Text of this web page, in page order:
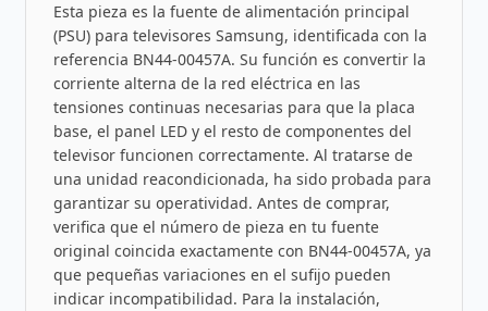
Esta pieza es la fuente de alimentación principal
(PSU) para televisores Samsung, identificada con la
referencia BN44-00457A. Su función es convertir la
corriente alterna de la red eléctrica en las
tensiones continuas necesarias para que la placa
base, el panel LED y el resto de componentes del
televisor funcionen correctamente. Al tratarse de
una unidad reacondicionada, ha sido probada para
garantizar su operatividad. Antes de comprar,
verifica que el número de pieza en tu fuente
original coincida exactamente con BN44-00457A, ya
que pequeñas variaciones en el sufijo pueden
indicar incompatibilidad. Para la instalación,